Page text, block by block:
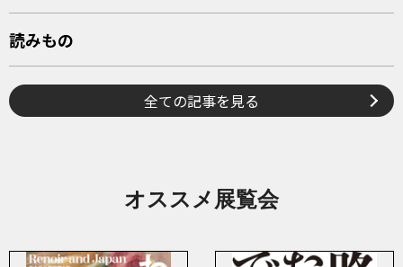
読みもの
全ての記事を見る
オススメ展覧会